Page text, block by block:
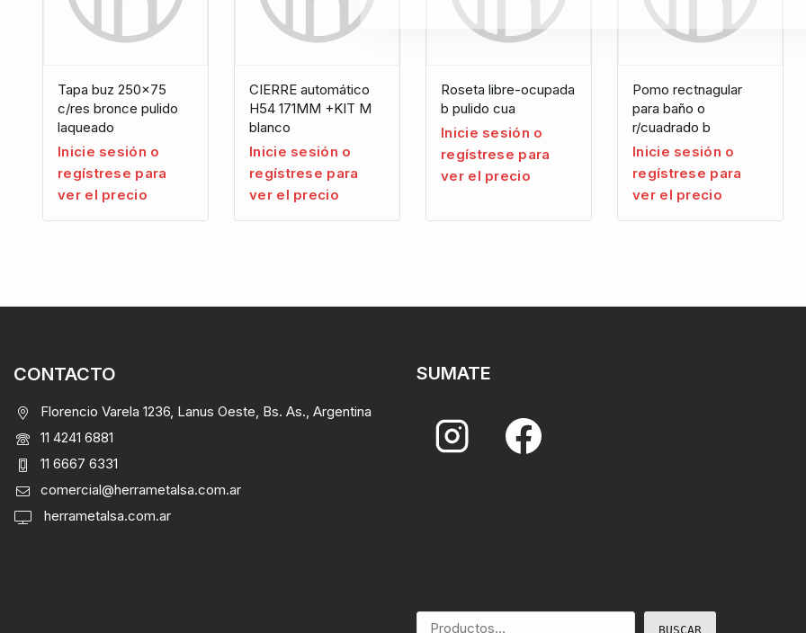
Tapa buz 250×75
c/res bronce pulido
laqueado
Inicie sesión o
regístrese para
ver el precio
CIERRE automático
H54 171MM +KIT M
blanco
Inicie sesión o
regístrese para
ver el precio
Roseta libre-ocupada
b pulido cua
Inicie sesión o
regístrese para
ver el precio
Pomo rectnagular
para baño o
r/cuadrado b
Inicie sesión o
regístrese para
ver el precio
CONTACTO
Florencio Varela 1236, Lanus Oeste, Bs. As., Argentina
11 4241 6881
11 6667 6331
comercial@herrametalsa.com.ar
herrametalsa.com.ar
SUMATE
BUSCAR